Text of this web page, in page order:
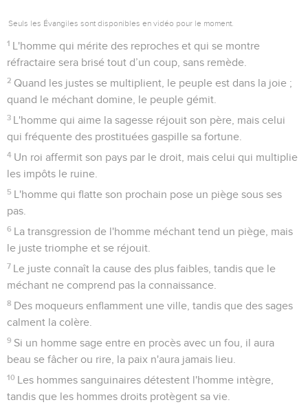
Seuls les Évangiles sont disponibles en vidéo pour le moment.
1 L'homme qui mérite des reproches et qui se montre
réfractaire sera brisé tout d’un coup, sans remède.
2 Quand les justes se multiplient, le peuple est dans la joie ;
quand le méchant domine, le peuple gémit.
3 L'homme qui aime la sagesse réjouit son père, mais celui
qui fréquente des prostituées gaspille sa fortune.
4 Un roi affermit son pays par le droit, mais celui qui multiplie
les impôts le ruine.
5 L'homme qui flatte son prochain pose un piège sous ses
pas.
6 La transgression de l'homme méchant tend un piège, mais
le juste triomphe et se réjouit.
7 Le juste connaît la cause des plus faibles, tandis que le
méchant ne comprend pas la connaissance.
8 Des moqueurs enflamment une ville, tandis que des sages
calment la colère.
9 Si un homme sage entre en procès avec un fou, il aura
beau se fâcher ou rire, la paix n'aura jamais lieu.
10 Les hommes sanguinaires détestent l'homme intègre,
tandis que les hommes droits protègent sa vie.